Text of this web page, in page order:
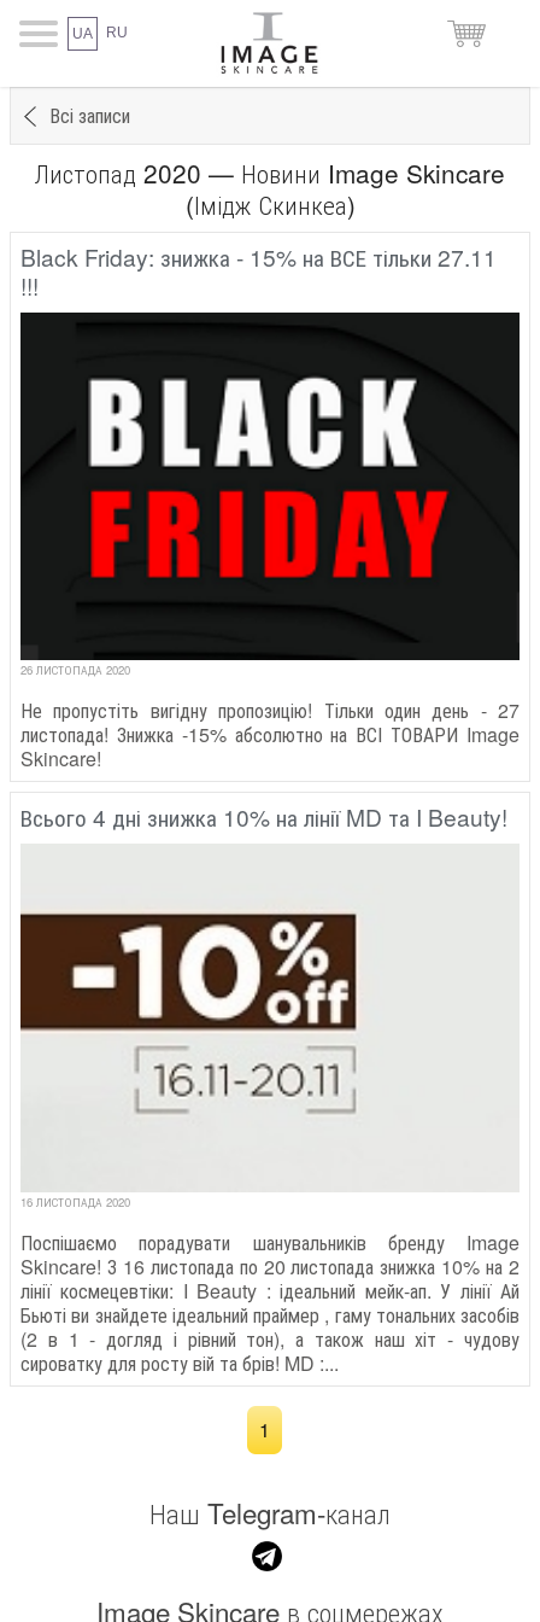
UA RU
Всі записи
Листопад 2020 — Новини Image Skincare
(Імідж Скинкеа)
Black Friday: знижка - 15% на ВСЕ тільки 27.11
!!!
26 ЛИСТОПАДА 2020
Не пропустіть вигідну пропозицію! Тільки один день - 27
листопада! Знижка -15% абсолютно на ВСІ ТОВАРИ Image
Skincare!
Всього 4 дні знижка 10% на лінії MD та I Beauty!
16 ЛИСТОПАДА 2020
Поспішаємо порадувати шанувальників бренду Image
Skincare! З 16 листопада по 20 листопада знижка 10% на 2
лінії космецевтіки: I Beauty : ідеальний мейк-ап. У лінії Ай
Бьюті ви знайдете ідеальний праймер , гаму тональних засобів
(2 в 1 - догляд і рівний тон), а також наш хіт - чудову
сироватку для росту вій та брів! MD :...
1
Наш Telegram-канал
Image Skincare в соцмережах